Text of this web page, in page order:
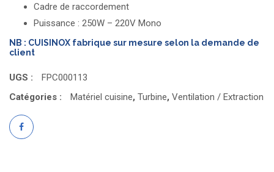
Cadre de raccordement
Puissance : 250W – 220V Mono
NB : CUISINOX fabrique sur mesure selon la demande de
client
UGS :
FPC000113
Catégories :
Matériel cuisine, Turbine, Ventilation / Extraction